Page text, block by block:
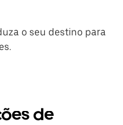
o seu destino para
de